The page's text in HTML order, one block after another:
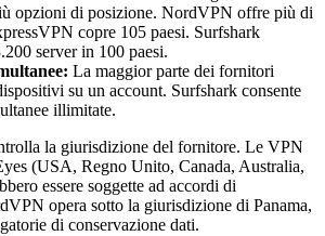
opzioni di posizione. NordVPN offre più di
copre 105 paesi. Surfshark
server in 100 paesi.
La maggior parte dei fornitori
su un account. Surfshark consente
illimitate.
la giurisdizione del fornitore. Le VPN
(USA, Regno Unito, Canada, Australia,
essere soggette ad accordi di
opera sotto la giurisdizione di Panama,
di conservazione dati.